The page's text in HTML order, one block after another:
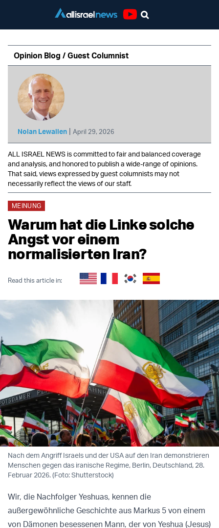
Opinion Blog / Guest Columnist
Nolan Lewallen | April 29, 2026
ALL ISRAEL NEWS is committed to fair and balanced coverage
and analysis, and honored to publish a wide-range of opinions.
That said, views expressed by guest columnists may not
necessarily reflect the views of our staff.
MEINUNG
Warum hat die Linke solche
Angst vor einem
normalisierten Iran?
Read this article in:
Nach dem Angriff Israels und der USA auf den Iran demonstrieren
Menschen gegen das iranische Regime, Berlin, Deutschland, 28.
Februar 2026. (Foto: Shutterstock)
Wir, die Nachfolger Yeshuas, kennen die
außergewöhnliche Geschichte aus Markus 5 von einem
von Dämonen besessenen Mann, der von Yeshua (Jesus)